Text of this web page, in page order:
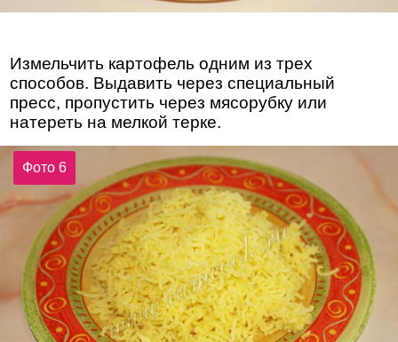
Измельчить картофель одним из трех
способов. Выдавить через специальный
пресс, пропустить через мясорубку или
натереть на мелкой терке.
Фото 6